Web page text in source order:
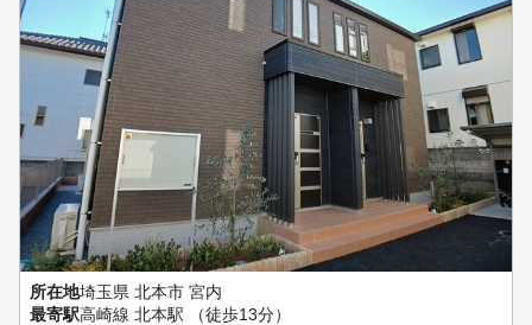
所在地埼玉県 北本市 宮内
最寄駅高崎線 北本駅 （徒歩13分）